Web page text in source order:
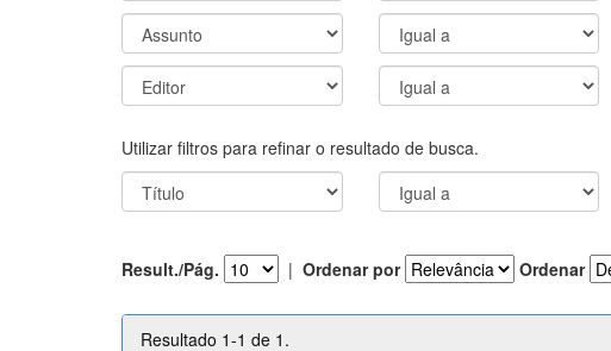
Utilizar filtros para refinar o resultado de busca.
Result./Pág. | Ordenar por Ordenar
Resultado 1-1 de 1.